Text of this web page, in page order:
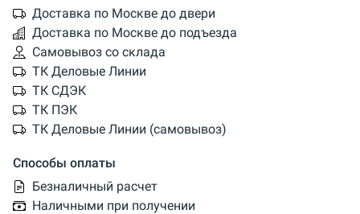
Доставка по Москве до двери
Доставка по Москве до подъезда
Самовывоз со склада
ТК Деловые Линии
ТК СДЭК
ТК ПЭК
ТК Деловые Линии (самовывоз)
Способы оплаты
Безналичный расчет
Наличными при получении